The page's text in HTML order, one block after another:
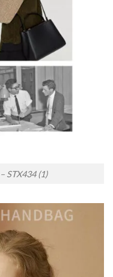
STX434 (1)